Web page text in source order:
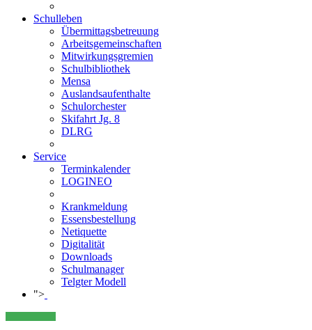
Schulleben
Übermittagsbetreuung
Arbeitsgemeinschaften
Mitwirkungsgremien
Schulbibliothek
Mensa
Auslandsaufenthalte
Schulorchester
Skifahrt Jg. 8
DLRG
Service
Terminkalender
LOGINEO
Krankmeldung
Essensbestellung
Netiquette
Digitalität
Downloads
Schulmanager
Telgter Modell
">